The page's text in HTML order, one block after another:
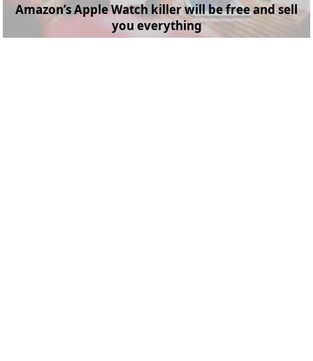
Amazon’s Apple Watch killer will be free and sell
you everything